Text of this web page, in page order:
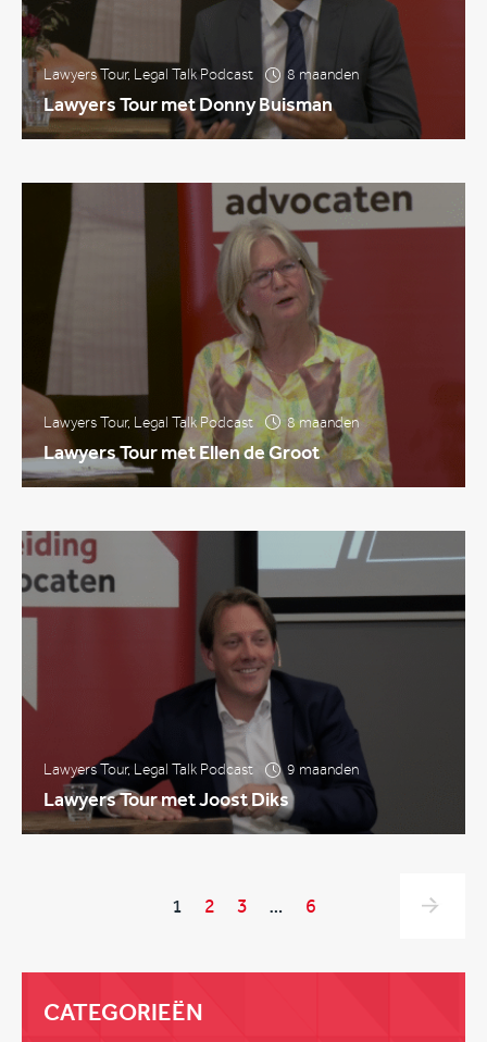
Lawyers Tour, Legal Talk Podcast 8 maanden
Lawyers Tour met Donny Buisman
Lawyers Tour, Legal Talk Podcast 8 maanden
Lawyers Tour met Ellen de Groot
Lawyers Tour, Legal Talk Podcast 9 maanden
Lawyers Tour met Joost Diks
1 2 3 … 6
CATEGORIEËN